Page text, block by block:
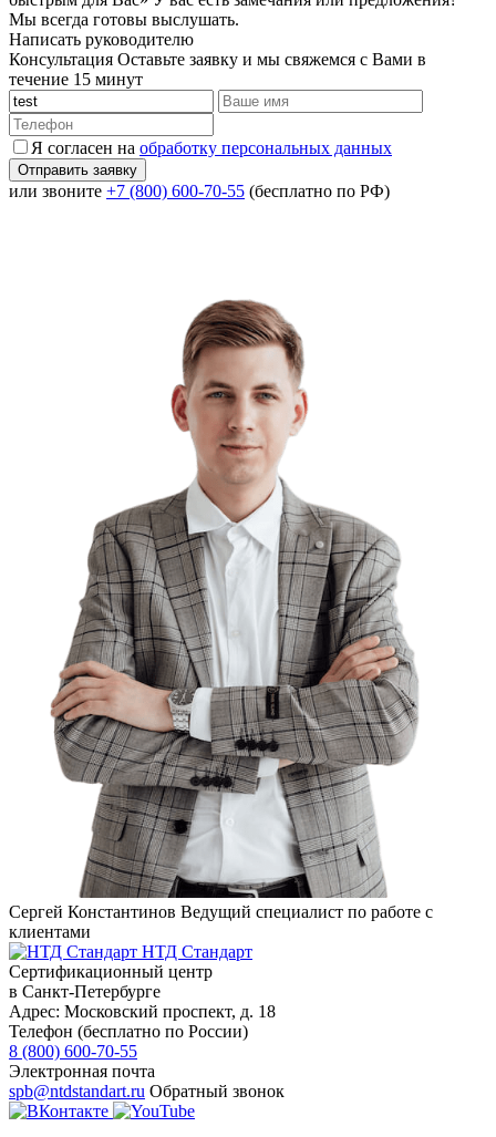
Мы всегда готовы выслушать.
Написать руководителю
Консультация Оставьте заявку и мы свяжемся с Вами в
течение 15 минут
Я согласен на обработку персональных данных
или звоните +7 (800) 600-70-55 (бесплатно по РФ)
Сергей Константинов Ведущий специалист по работе с
клиентами
НТД Стандарт
Сертификационный центр
в Санкт-Петербурге
Адрес: Московский проспект, д. 18
Телефон (бесплатно по России)
8 (800) 600-70-55
Электронная почта
spb@ntdstandart.ru Обратный звонок